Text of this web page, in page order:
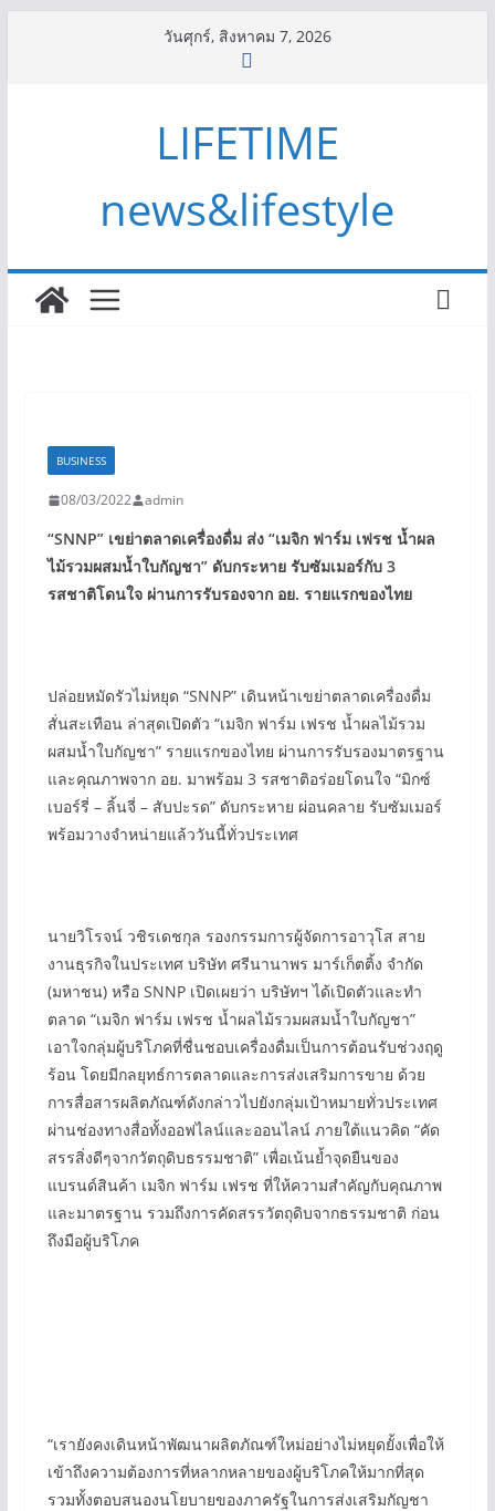
วันศุกร์, สิงหาคม 7, 2026
LIFETIME
news&lifestyle
BUSINESS
08/03/2022 admin
“SNNP” เขย่าตลาดเครื่องดื่ม ส่ง “เมจิก ฟาร์ม เฟรช น้ำผล
ไม้รวมผสมน้ำใบกัญชา” ดับกระหาย รับซัมเมอร์กับ 3
รสชาติโดนใจ ผ่านการรับรองจาก อย. รายแรกของไทย
ปล่อยหมัดรัวไม่หยุด “SNNP” เดินหน้าเขย่าตลาดเครื่องดื่ม
สั่นสะเทือน ล่าสุดเปิดตัว “เมจิก ฟาร์ม เฟรช น้ำผลไม้รวม
ผสมน้ำใบกัญชา” รายแรกของไทย ผ่านการรับรองมาตรฐาน
และคุณภาพจาก อย. มาพร้อม 3 รสชาติอร่อยโดนใจ “มิกซ์
เบอร์รี่ – ลิ้นจี่ – สับปะรด” ดับกระหาย ผ่อนคลาย รับซัมเมอร์
พร้อมวางจำหน่ายแล้ววันนี้ทั่วประเทศ
นายวิโรจน์ วชิรเดชกุล รองกรรมการผู้จัดการอาวุโส สาย
งานธุรกิจในประเทศ บริษัท ศรีนานาพร มาร์เก็ตติ้ง จำกัด
(มหาชน) หรือ SNNP เปิดเผยว่า บริษัทฯ ได้เปิดตัวและทำ
ตลาด “เมจิก ฟาร์ม เฟรช น้ำผลไม้รวมผสมน้ำใบกัญชา”
เอาใจกลุ่มผู้บริโภคที่ชื่นชอบเครื่องดื่มเป็นการต้อนรับช่วงฤดู
ร้อน โดยมีกลยุทธ์การตลาดและการส่งเสริมการขาย ด้วย
การสื่อสารผลิตภัณฑ์ดังกล่าวไปยังกลุ่มเป้าหมายทั่วประเทศ
ผ่านช่องทางสื่อทั้งออฟไลน์และออนไลน์ ภายใต้แนวคิด “คัด
สรรสิ่งดีๆจากวัตถุดิบธรรมชาติ” เพื่อเน้นย้ำจุดยืนของ
แบรนด์สินค้า เมจิก ฟาร์ม เฟรช ที่ให้ความสำคัญกับคุณภาพ
และมาตรฐาน รวมถึงการคัดสรรวัตถุดิบจากธรรมชาติ ก่อน
ถึงมือผู้บริโภค
“เรายังคงเดินหน้าพัฒนาผลิตภัณฑ์ใหม่อย่างไม่หยุดยั้งเพื่อให้
เข้าถึงความต้องการที่หลากหลายของผู้บริโภคให้มากที่สุด
รวมทั้งตอบสนองนโยบายของภาครัฐในการส่งเสริมกัญชา